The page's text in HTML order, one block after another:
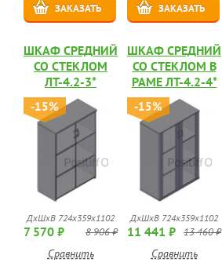
ЗАКАЗАТЬ ЗАКАЗАТЬ
ШКАФ СРЕДНИЙ
СО СТЕКЛОМ
ЛТ-4.2-3*
-15%
ДхШхВ 724х359х1102
7 570 ₽ 8 906 ₽
Сравнить
ШКАФ СРЕДНИЙ
СО СТЕКЛОМ В
РАМЕ ЛТ-4.2-4*
-15%
ДхШхВ 724х359х1102
11 441 ₽ 13 460 ₽
Сравнить